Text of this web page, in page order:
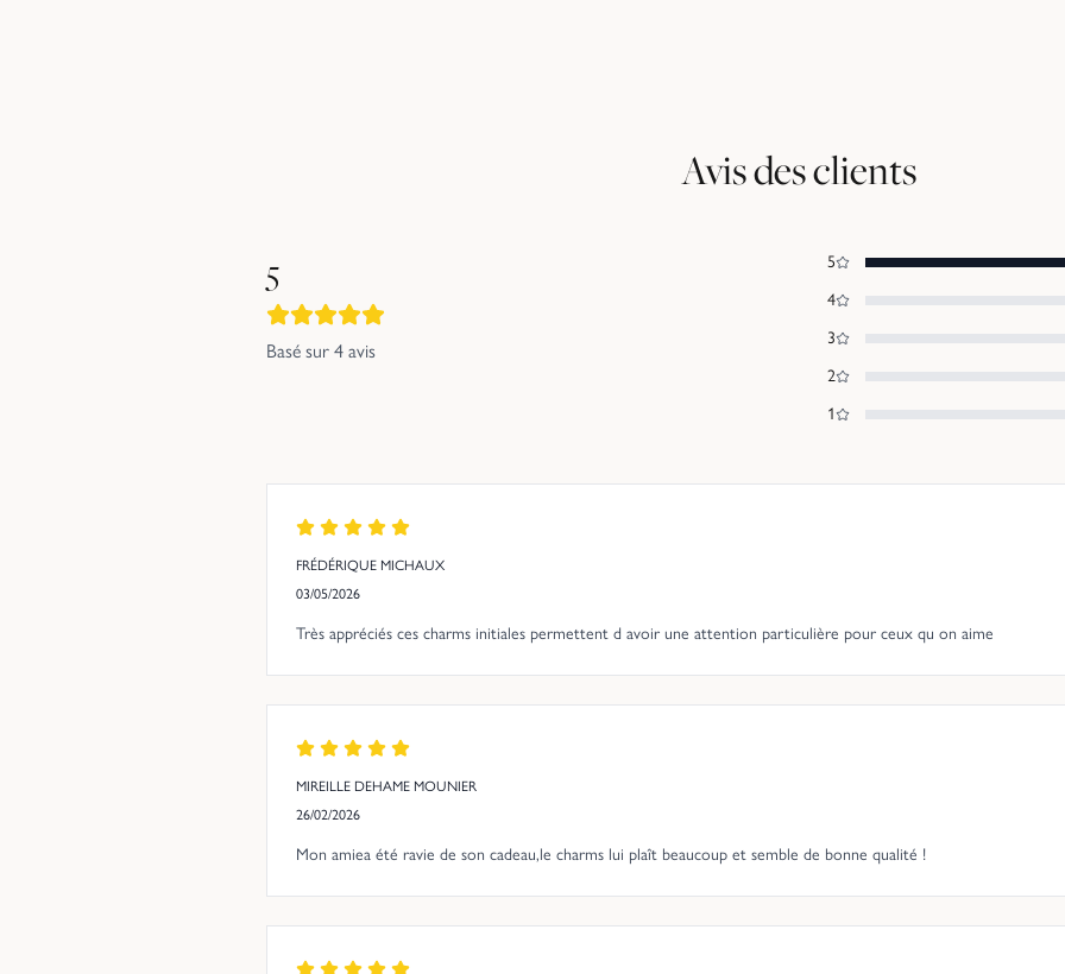
Avis des clients
5
Basé sur 4 avis
5
4
3
2
1
FRÉDÉRIQUE MICHAUX
03/05/2026
Très appréciés ces charms initiales permettent d avoir une attention particulière pour ceux qu on aime
MIREILLE DEHAME MOUNIER
26/02/2026
Mon amiea été ravie de son cadeau,le charms lui plaît beaucoup et semble de bonne qualité !